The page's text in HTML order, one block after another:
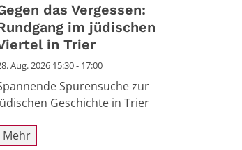
das Vergessen:
im jüdischen
in Trier
Aug. 2026 15:30 - 17:00
Spurensuche zur
Geschichte in Trier
Mehr